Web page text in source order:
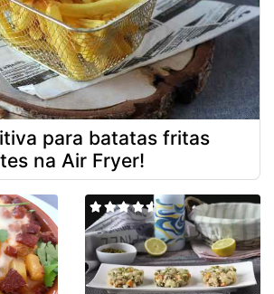
para batatas fritas
na Air Fryer!